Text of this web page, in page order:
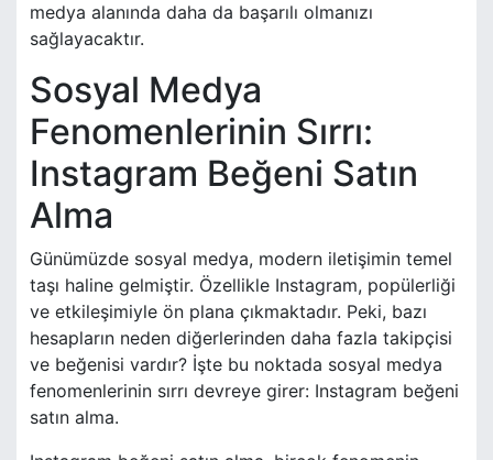
medya alanında daha da başarılı olmanızı
sağlayacaktır.
Sosyal Medya
Fenomenlerinin Sırrı:
Instagram Beğeni Satın
Alma
Günümüzde sosyal medya, modern iletişimin temel
taşı haline gelmiştir. Özellikle Instagram, popülerliği
ve etkileşimiyle ön plana çıkmaktadır. Peki, bazı
hesapların neden diğerlerinden daha fazla takipçisi
ve beğenisi vardır? İşte bu noktada sosyal medya
fenomenlerinin sırrı devreye girer: Instagram beğeni
satın alma.